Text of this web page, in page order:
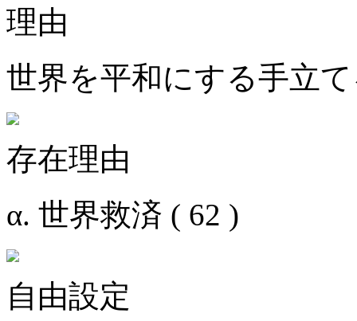
理由
世界を平和にする手立
存在理由
α. 世界救済 ( 62 )
自由設定